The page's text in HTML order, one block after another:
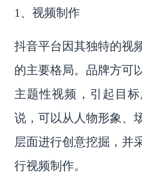
1、视频制作
抖音平台因其独特的视
的主要格局。品牌方可
主题性视频，引起目
说，可以从人物形象、
层面进行创意挖掘，并
行视频制作。